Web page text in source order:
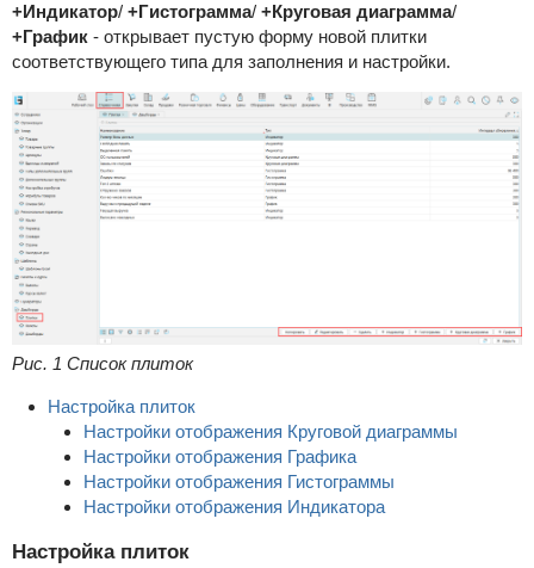
+Индикатор/ +Гистограмма/ +Круговая диаграмма/
+График - открывает пустую форму новой плитки
соответствующего типа для заполнения и настройки.
Рис. 1 Список плиток
Настройка плиток
Настройки отображения Круговой диаграммы
Настройки отображения Графика
Настройки отображения Гистограммы
Настройки отображения Индикатора
Настройка плиток